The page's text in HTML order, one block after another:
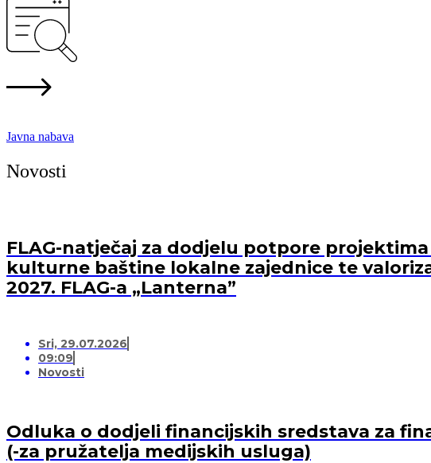
Javna nabava
Novosti
FLAG-natječaj za dodjelu potpore
kulturne baštine lokalne zajednice te
2027. FLAG-a „Lanterna”
Sri, 29.07.2026
09:09
Novosti
Odluka o dodjeli financijskih sredstava za
(-za pružatelja medijskih usluga)